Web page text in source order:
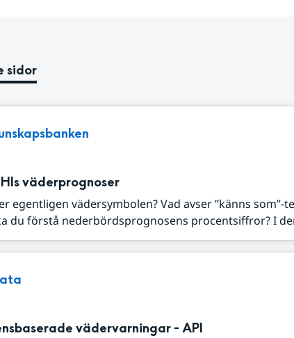
sidor
väderprognoser
egentligen vädersymbolen? Vad avser ”känns som”-
du förstå nederbördsprognosens procentsiffror? I
vädervarningar - API